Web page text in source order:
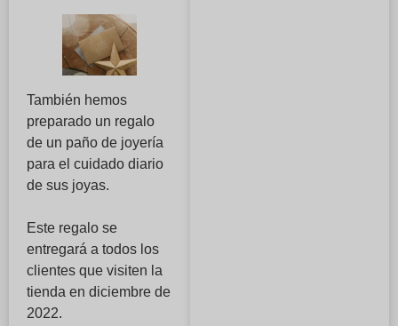
También hemos
preparado un regalo
de un paño de joyería
para el cuidado diario
de sus joyas.
Este regalo se
entregará a todos los
clientes que visiten la
tienda en diciembre de
2022.